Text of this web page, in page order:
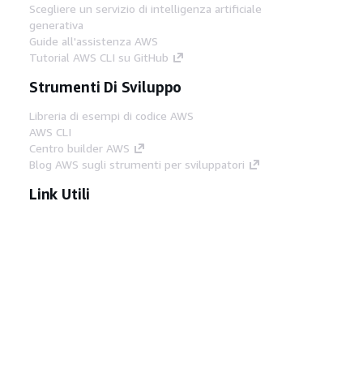
Scegliere un servizio di intelligenza artificiale
generativa
Guide all'assistenza AWS
Tutorial AWS CLI su GitHub
Strumenti Di Sviluppo
Libreria di esempi di codice AWS
AWS CLI
Centro builder AWS
Blog AWS sugli strumenti per sviluppatori
Link Utili